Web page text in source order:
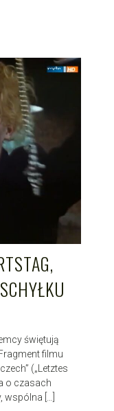
świętują
filmu
(„Letztes
o czasach
[…]